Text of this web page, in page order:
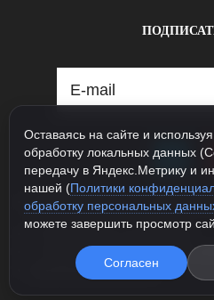
115088, Москва, ул.
1
+7 925 231-81-77 (Шоурум)
+7 985 163-48-58 (Интернет
info@legioner-shop.ru
Оставаясь на сайте и
обработку локальных данных
передачу в Яндекс.Метрику и
нашей (Политики
обработку персональных
можете завершить просмотр
Согласен